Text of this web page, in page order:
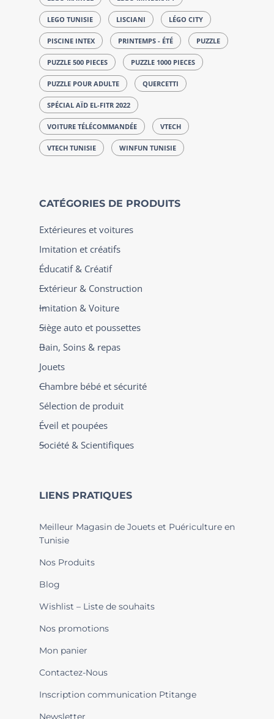
LEGO TUNISIE LISCIANI LÉGO CITY
PISCINE INTEX PRINTEMPS - ÉTÉ PUZZLE
PUZZLE 500 PIECES PUZZLE 1000 PIECES
PUZZLE POUR ADULTE QUERCETTI
SPÉCIAL AÏD EL-FITR 2022
VOITURE TÉLÉCOMMANDÉE VTECH
VTECH TUNISIE WINFUN TUNISIE
CATÉGORIES DE PRODUITS
Extérieures et voitures
Imitation et créatifs
Éducatif & Créatif
Extérieur & Construction
Imitation & Voiture
Siège auto et poussettes
Bain, Soins & repas
Jouets
Chambre bébé et sécurité
Sélection de produit
Éveil et poupées
Société & Scientifiques
LIENS PRATIQUES
Meilleur Magasin de Jouets et Puériculture en
Tunisie
Nos Produits
Blog
Wishlist – Liste de souhaits
Nos promotions
Mon panier
Contactez-Nous
Inscription communication Ptitange
Newsletter